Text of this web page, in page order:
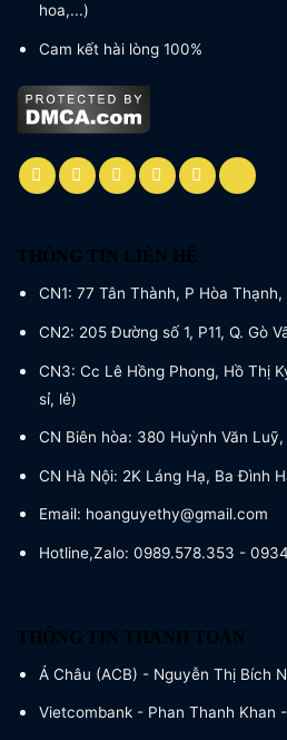
hoa,...)
Cam kết hài lòng 100%
THÔNG TIN LIÊN HỆ
CN1: 77 Tân Thành, P Hòa Thạnh,
CN2: 205 Đường số 1, P11, Q. Gò
CN3: Cc Lê Hồng Phong, Hồ Thị
sỉ, lẻ)
CN Biên hòa: 380 Huỳnh Văn
CN Hà Nội: 2K Láng Hạ, Ba Đình
Email: hoanguyethy@gmail.com
Hotline,Zalo: 0989.578.353 -
THÔNG TIN THANH TOÁN
Á Châu (ACB) - Nguyễn Thị Bích
Vietcombank - Phan Thanh Khan